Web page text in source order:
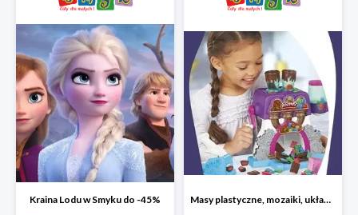
Kraina Lodu w Smyku do -45% Masy plastyczne, mozaiki, układanki do -45%